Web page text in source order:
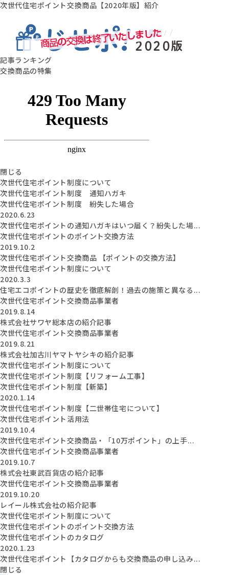
次世代住宅ポイント交換商品【2020年版】紹介
記事ランキング
交換商品の特集
閉じる
次世代住宅ポイント制度について
次世代住宅ポイント制度 通知ハガキ
次世代住宅ポイント制度 紛失した場合
2020.6.23
次世代住宅ポイントの通知ハガキはいつ届く？紛失した場...
次世代住宅ポイントのポイント交換方法
2019.10.2
次世代住宅ポイント交換商品 【ポイントの交換方法】
次世代住宅ポイント制度について
2020.3.3
住宅エコポイントの歴史を徹底解剖！過去の施策と異なる...
次世代住宅ポイント交換商品事業者
2019.8.14
株式会社サワヤ総本店の紹介記事
次世代住宅ポイント交換商品事業者
2019.8.21
株式会社加古川ヤマトヤシキの紹介記事
次世代住宅ポイント制度について
次世代住宅ポイント制度【リフォーム工事】
次世代住宅ポイント制度【新築】
2020.1.14
次世代住宅ポイント制度【二世帯住宅について】
次世代住宅ポイント活用法
2019.10.4
次世代住宅ポイント交換商品・「10万ポイント」の上手...
次世代住宅ポイント交換商品事業者
2019.10.7
株式会社東武百貨店の紹介記事
次世代住宅ポイント交換商品事業者
2019.10.20
レイール株式会社の紹介記事
次世代住宅ポイント制度について
次世代住宅ポイントのポイント交換方法
次世代住宅ポイントのカタログ
2020.1.23
次世代住宅ポイント【カタログからも交換商品の申し込み...
閉じる